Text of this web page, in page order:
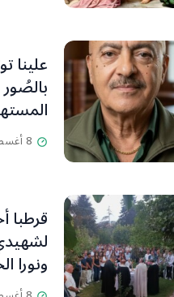
علينا
التنبّه
8 أغسطس، 2026
قرطبا
ونورا
٤ آب